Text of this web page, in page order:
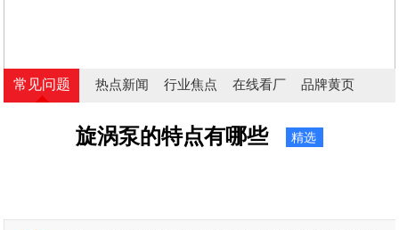
常见问题 热点新闻 行业焦点 在线看厂 品牌黄页
旋涡泵的特点有哪些 精选